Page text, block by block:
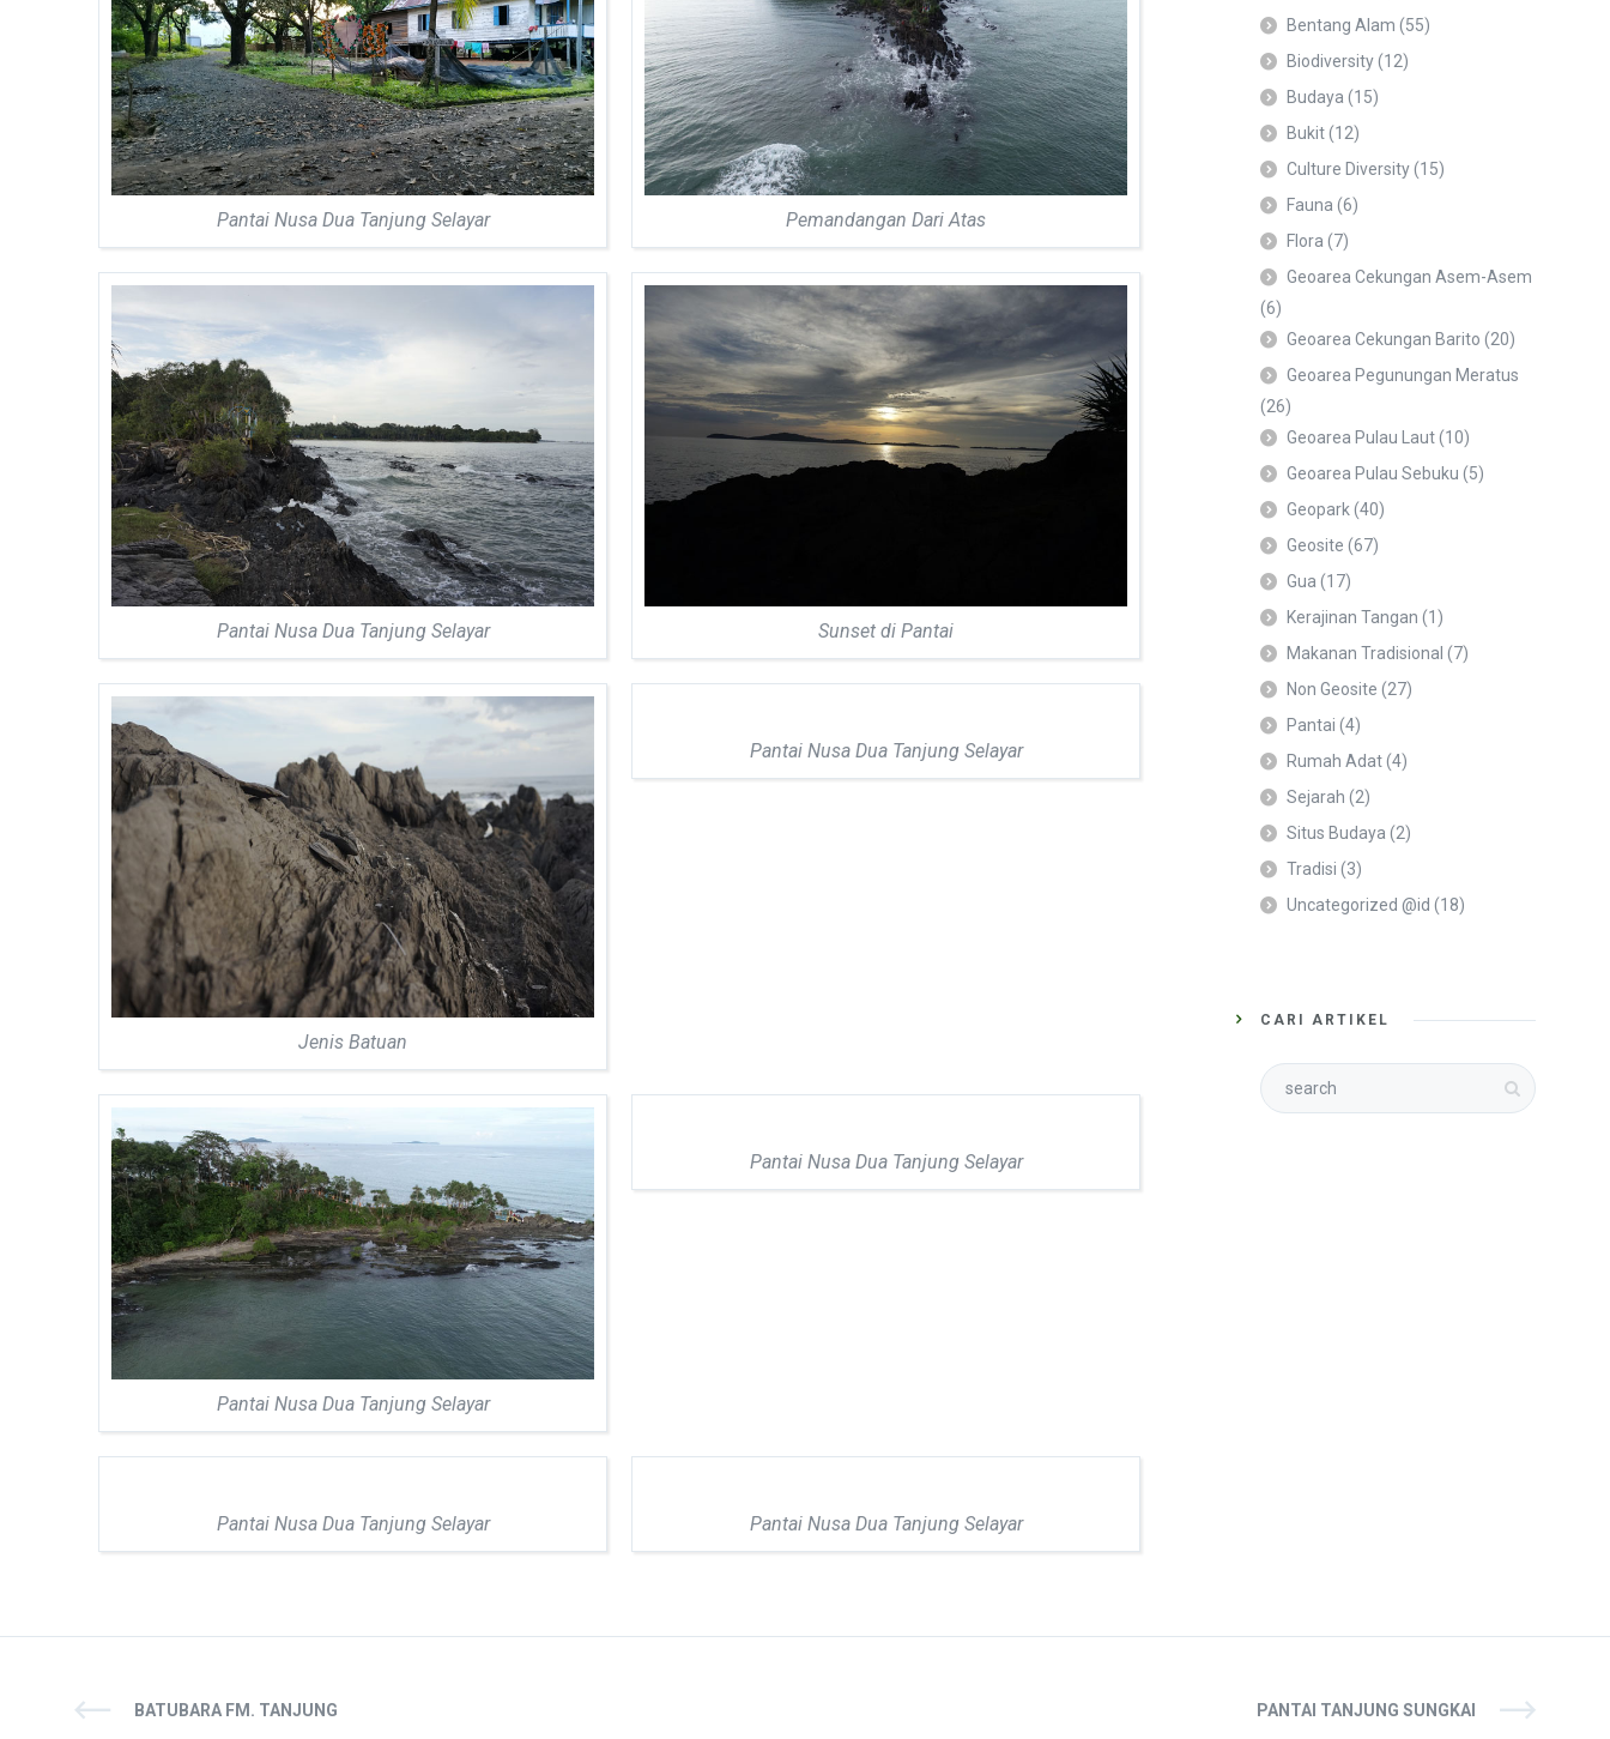
Pantai Nusa Dua Tanjung Selayar Pemandangan Dari Atas
Pantai Nusa Dua Tanjung Selayar Sunset di Pantai
Jenis Batuan
Pantai Nusa Dua Tanjung Selayar
Pantai Nusa Dua Tanjung Selayar
Pantai Nusa Dua Tanjung Selayar
Pantai Nusa Dua Tanjung Selayar Pantai Nusa Dua Tanjung Selayar
Bentang Alam (55)
Biodiversity(12)
Budaya (15)
Bukit(12)
Culture Diversity(15)
Fauna (6)
Flora (7)
Geoarea Cekungan Asem-Asem
(6)
Geoarea Cekungan Barito (20)
Geoarea Pegunungan Meratus
(26)
Geoarea Pulau Laut(10)
Geoarea Pulau Sebuku (5)
Geopark (40)
Geosite (67)
Gua (17)
Kerajinan Tangan (1)
Makanan Tradisional (7)
Non Geosite (27)
Pantai (4)
Rumah Adat(4)
Sejarah (2)
Situs Budaya (2)
Tradisi (3)
Uncategorized @id (18)
CARI ARTIKEL
BATUBARA FM. TANJUNG PANTAI TANJUNG SUNGKAI